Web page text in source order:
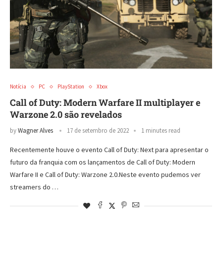
Notícia PC PlayStation Xbox
Call of Duty: Modern Warfare II multiplayer e
Warzone 2.0 são revelados
byWagner Alves 17 de setembro de 2022 1 minutes read
Recentemente houve o evento Call of Duty: Next para apresentar o
futuro da franquia com os lançamentos de Call of Duty: Modern
Warfare II e Call of Duty: Warzone 2.0.Neste evento pudemos ver
streamers do …